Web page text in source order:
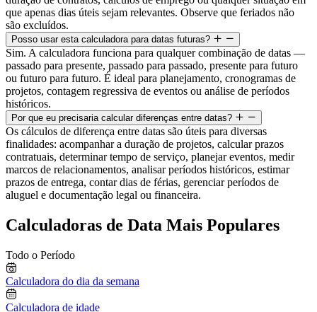
que apenas dias úteis sejam relevantes. Observe que feriados não
são excluídos.
Posso usar esta calculadora para datas futuras?
Sim. A calculadora funciona para qualquer combinação de datas —
passado para presente, passado para passado, presente para futuro
ou futuro para futuro. É ideal para planejamento, cronogramas de
projetos, contagem regressiva de eventos ou análise de períodos
históricos.
Por que eu precisaria calcular diferenças entre datas?
Os cálculos de diferença entre datas são úteis para diversas
finalidades: acompanhar a duração de projetos, calcular prazos
contratuais, determinar tempo de serviço, planejar eventos, medir
marcos de relacionamentos, analisar períodos históricos, estimar
prazos de entrega, contar dias de férias, gerenciar períodos de
aluguel e documentação legal ou financeira.
Calculadoras de Data Mais Populares
Todo o Período
Calculadora do dia da semana
Calculadora de idade